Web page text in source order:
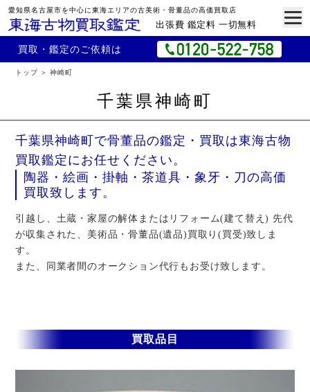
愛知県名古屋市を中心に東海エリアの古美術・骨董品の高価買取店
出張費 鑑定料 一切無料
買取・鑑定のご依頼は
トップ 神崎町
千葉県神崎町
千葉県神崎町で骨董品の鑑定・買取は東海古物
買取鑑定にお任せください。
陶器・絵画・掛軸・茶道具・象牙・刀の高価
買取致します。
引越し、土蔵・家屋の解体またはリフォーム(建て替え) 先代
が収集された、美術品・骨董品(遺品)買取り(買受)致しま
す。
また、同業者間のオークション代行もお受け致します。
買取品目